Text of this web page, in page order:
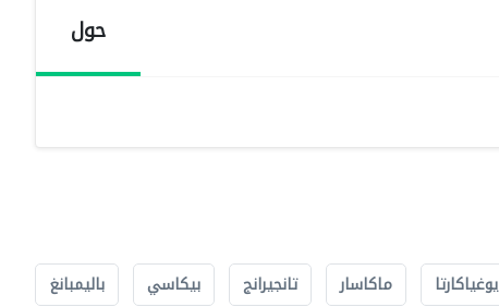
حول
يوغياكارتا ماكاسار تانجيرانج بيكاسي باليمبانغ